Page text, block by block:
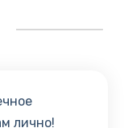
лично!